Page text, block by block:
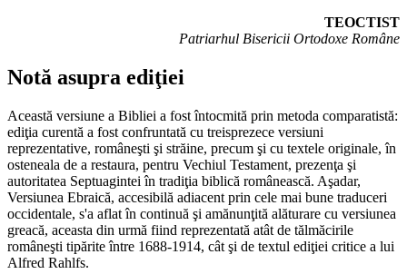
TEOCTIST
Patriarhul Bisericii Ortodoxe Române
Notă asupra ediţiei
Această versiune a Bibliei a fost întocmită prin metoda comparatistă:
ediţia curentă a fost confruntată cu treisprezece versiuni
reprezentative, româneşti şi străine, precum şi cu textele originale, în
osteneala de a restaura, pentru Vechiul Testament, prezenţa şi
autoritatea Septuagintei în tradiţia biblică românească. Aşadar,
Versiunea Ebraică, accesibilă adiacent prin cele mai bune traduceri
occidentale, s'a aflat în continuă şi amănunţită alăturare cu versiunea
greacă, aceasta din urmă fiind reprezentată atât de tălmăcirile
româneşti tipărite între 1688-1914, cât şi de textul ediţiei critice a lui
Alfred Rahlfs.